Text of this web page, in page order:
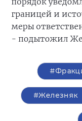
границей и
меры
- подытожил
#Железняк